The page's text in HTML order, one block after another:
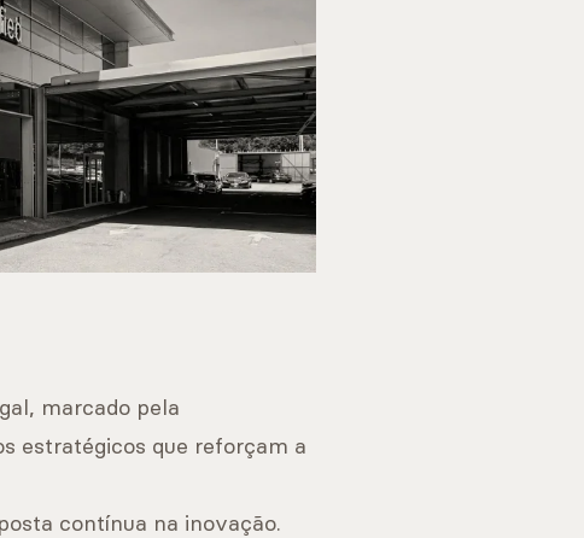
marcado pela
estratégicos que reforçam a
contínua na inovação.